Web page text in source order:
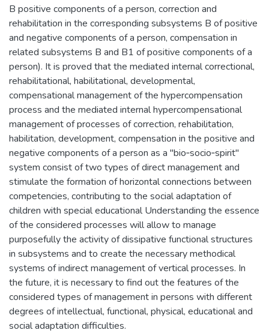
B positive components of a person, correction and
rehabilitation in the corresponding subsystems B of positive
and negative components of a person, compensation in
related subsystems B and B1 of positive components of a
person). It is proved that the mediated internal correctional,
rehabilitational, habilitational, developmental,
compensational management of the hypercompensation
process and the mediated internal hypercompensational
management of processes of correction, rehabilitation,
habilitation, development, compensation in the positive and
negative components of a person as a "bio‐socio‐spirit"
system consist of two types of direct management and
stimulate the formation of horizontal connections between
competencies, contributing to the social adaptation of
children with special educational Understanding the essence
of the considered processes will allow to manage
purposefully the activity of dissipative functional structures
in subsystems and to create the necessary methodical
systems of indirect management of vertical processes. In
the future, it is necessary to find out the features of the
considered types of management in persons with different
degrees of intellectual, functional, physical, educational and
social adaptation difficulties.